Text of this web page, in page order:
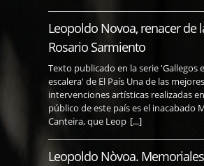
Leopoldo Novoa, renacer de
Rosario Sarmiento
Texto publicado en la serie 'Gallegos
escalera' de El País Una de las mejores
intervenciones artísticas realizadas
público de este país es el inacabado
Canteira, que Leop [...]
Leopoldo Nòvoa.